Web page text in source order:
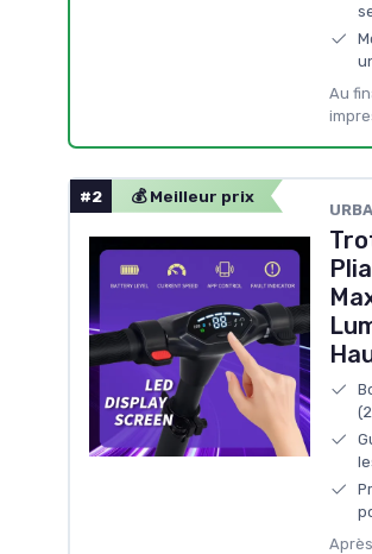
Au
#2 💰 Meilleur prix